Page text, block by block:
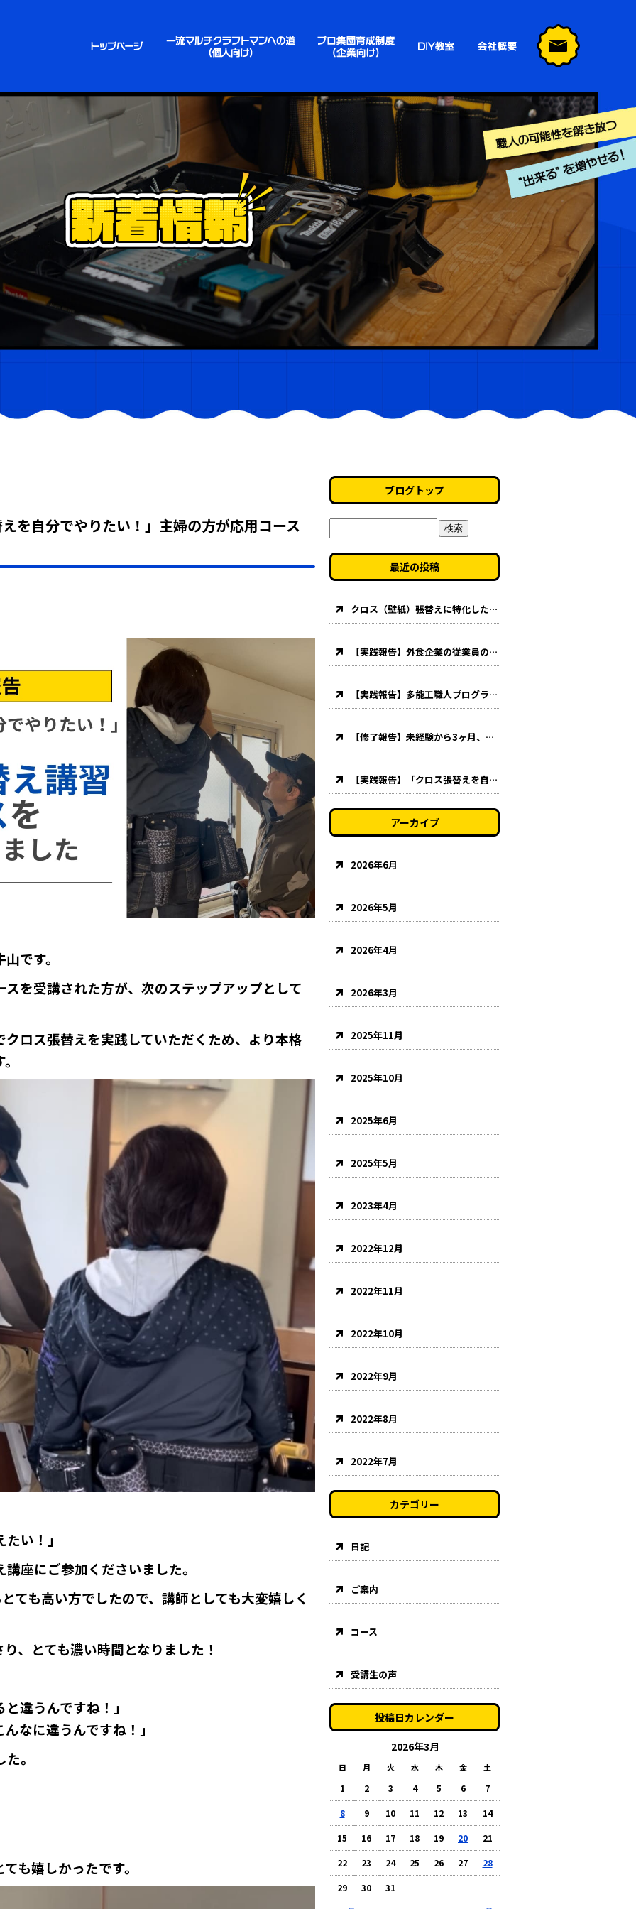
えを自分でやりたい！」主婦の方が応用コース
です。
を受講された方が、次のステップアップとして
ロス張替えを実践していただくため、より本格
い！」
座にご参加くださいました。
ても高い方でしたので、講師としても大変嬉しく
、とても濃い時間となりました！
違うんですね！」
なに違うんですね！」
。
も嬉しかったです。
ブログトップ
最近の投稿
クロス（壁紙）張替えに特化した「壁紙道場」が始動します
【実践報告】外食企業の従業員の方に特別講習を実施【クロス張替え・クッションフロア貼り】
【実践報告】多能工職人プログラムの一環としてクッションフロア貼り講習を実施。
【修了報告】未経験から3ヶ月、多能工養成プログラムを修了されました！
【実践報告】「クロス張替えを自分でやりたい！」主婦の方が応用コースを受講されました！
アーカイブ
2026年6月
2026年5月
2026年4月
2026年3月
2025年11月
2025年10月
2025年6月
2025年5月
2023年4月
2022年12月
2022年11月
2022年10月
2022年9月
2022年8月
2022年7月
カテゴリー
日記
ご案内
コース
受講生の声
投稿日カレンダー
2026年3月
日 月 火 水 木 金 土
1 2 3 4 5 6 7
8 9 10 11 12 13 14
15 16 17 18 19 20 21
22 23 24 25 26 27 28
29 30 31